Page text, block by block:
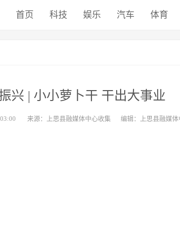
首页 科技 娱乐 汽车 体育
兴 | 小小萝卜干 干出大事业
来源：上思县融媒体中心收集 编辑：上思县融媒体